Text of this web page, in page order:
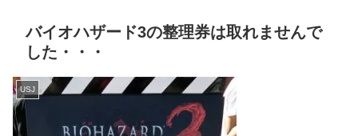
バイオハザード3の整理券は取れませんで
した・・・
USJ